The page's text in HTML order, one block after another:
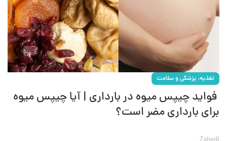
تغذیه, پزشکی و سلامت
فواید چیپس میوه در بارداری | آیا چیپس میوه
برای بارداری مضر است؟